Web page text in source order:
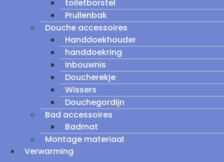
toiletborstel
Prullenbak
Douche accessoires
Handdoekhouder
handdoekring
Inbouwnis
Doucherekje
Wissers
Douchegordijn
Bad accessoires
Badmat
Montage materiaal
Verwarming